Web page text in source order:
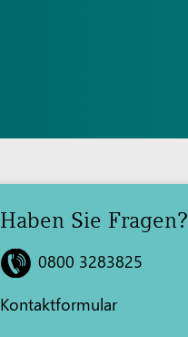
Haben Sie Fragen?
0800 3283825
Kontaktformular